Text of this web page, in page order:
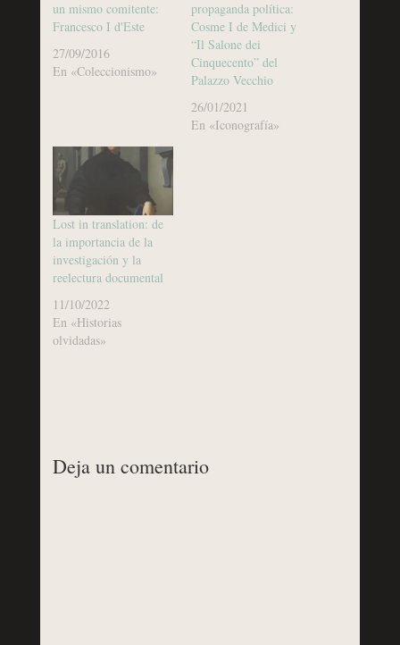
un mismo comitente:
Francesco I d'Este
27/09/2016
En «Coleccionismo»
propaganda política:
Cosme I de Medici y
“Il Salone dei
Cinquecento” del
Palazzo Vecchio
26/01/2021
En «Iconografía»
Lost in translation: de
la importancia de la
investigación y la
reelectura documental
11/10/2022
En «Historias
olvidadas»
Deja un comentario